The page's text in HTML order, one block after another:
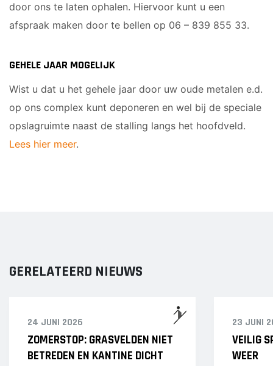
door ons te laten ophalen. Hiervoor kunt u een
afspraak maken door te bellen op 06 – 839 855 33.
GEHELE JAAR MOGELIJK
Wist u dat u het gehele jaar door uw oude metalen e.d.
op ons complex kunt deponeren en wel bij de speciale
opslagruimte naast de stalling langs het hoofdveld.
Lees hier meer.
GERELATEERD NIEUWS
24 JUNI 2026
ZOMERSTOP: GRASVELDEN NIET
BETREDEN EN KANTINE DICHT
23 JUNI
VEILIG
WEER